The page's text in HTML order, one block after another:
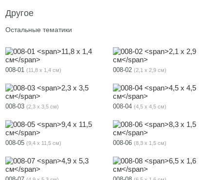
Другое
Остальные тематики
008-01 11,8 х 1,4 см 008-02 2,1 х 2,9 см
008-03 2,3 х 3,5 см 008-04 4,5 х 4,5 см
008-05 9,4 х 11,5 см 008-06 8,3 х 1,5 см